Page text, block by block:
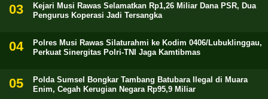
Kejari Musi Rawas Selamatkan Rp1,26 Miliar Dana PSR, Dua
Pengurus Koperasi Jadi Tersangka
Polres Musi Rawas Silaturahmi ke Kodim 0406/Lubuklinggau,
Perkuat Sinergitas Polri-TNI Jaga Kamtibmas
Polda Sumsel Bongkar Tambang Batubara Ilegal di Muara
Enim, Cegah Kerugian Negara Rp95,9 Miliar